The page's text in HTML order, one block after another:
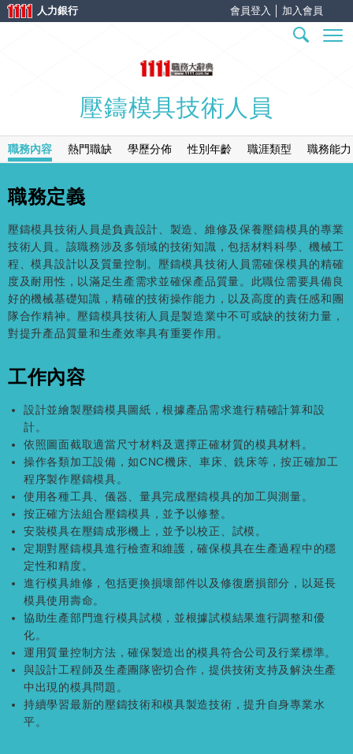
會員登入 加入會員
人力銀行
壓鑄模具技術人員
職務內容 熱門職缺 學歷分佈 性別年齡 職涯類型 職務能力
職務定義
壓鑄模具技術人員是負責設計、製造、維修及保養壓鑄模具的專業
技術人員。該職務涉及多領域的技術知識，包括材料科學、機械工
程、模具設計以及質量控制。壓鑄模具技術人員需確保模具的精確
度及耐用性，以滿足生產需求並確保產品質量。此職位需要具備良
好的機械基礎知識，精確的技術操作能力，以及高度的責任感和團
隊合作精神。壓鑄模具技術人員是製造業中不可或缺的技術力量，
對提升產品質量和生產效率具有重要作用。
工作內容
設計並繪製壓鑄模具圖紙，根據產品需求進行精確計算和設
計。
依照圖面截取適當尺寸材料及選擇正確材質的模具材料。
操作各類加工設備，如CNC機床、車床、銑床等，按正確加工
程序製作壓鑄模具。
使用各種工具、儀器、量具完成壓鑄模具的加工與測量。
按正確方法組合壓鑄模具，並予以修整。
安裝模具在壓鑄成形機上，並予以校正、試模。
定期對壓鑄模具進行檢查和維護，確保模具在生產過程中的穩
定性和精度。
進行模具維修，包括更換損壞部件以及修復磨損部分，以延長
模具使用壽命。
協助生產部門進行模具試模，並根據試模結果進行調整和優
化。
運用質量控制方法，確保製造出的模具符合公司及行業標準。
與設計工程師及生產團隊密切合作，提供技術支持及解決生產
中出現的模具問題。
持續學習最新的壓鑄技術和模具製造技術，提升自身專業水
平。